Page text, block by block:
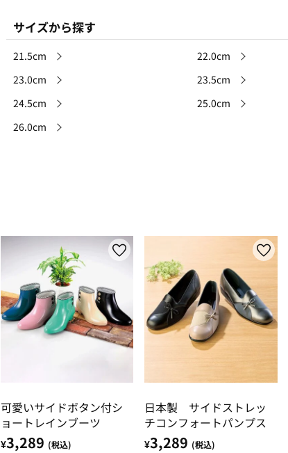
サイズから探す
21.5cm 22.0cm
23.0cm
23.5cm
24.5cm
25.0cm
26.0cm
可愛いサイドボタン付シ
ョートレインブーツ
¥3,289 (税込)
日本製 サイドストレッ
チコンフォートパンプス
¥3,289 (税込)